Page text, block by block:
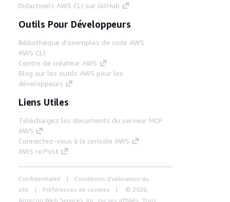
Didacticiels AWS CLI sur GitHub
Outils Pour Développeurs
Bibliothèque d'exemples de code AWS
AWS CLI
Centre de créateur AWS
Blog sur les outils AWS pour les
développeurs
Liens Utiles
Téléchargez les documents du serveur MCP
AWS
Connectez-vous à la console AWS
AWS re:Post
Confidentialité
Conditions d'utilisation du
site
Préférences de cookies
© 2026,
Amazon Web Services, Inc. ou ses affiliés. Tous